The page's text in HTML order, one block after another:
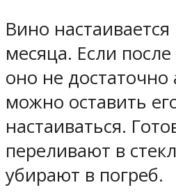
Вино
месяца. Если
оно не достаточно
можно оставить
настаиваться.
переливают в
убирают в погреб.